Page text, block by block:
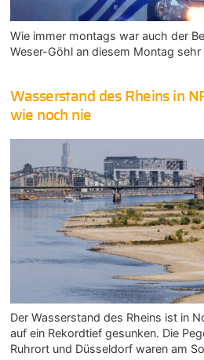
Wie immer montags war auch der
Weser-Göhl an diesem Montag
Wasserstand des Rheins in
wie noch nie
Der Wasserstand des Rheins ist in
auf ein Rekordtief gesunken. Die
Ruhrort und Düsseldorf waren am